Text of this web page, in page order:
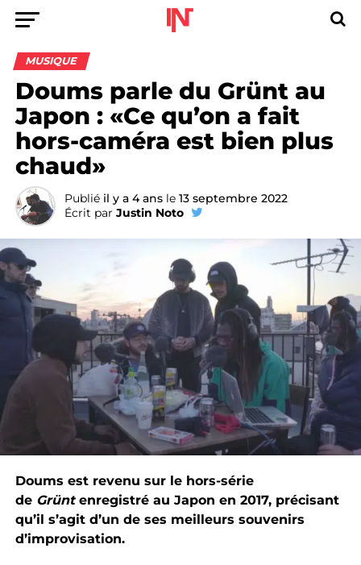
MUSIQUE
Doums parle du Grünt au
Japon : «Ce qu’on a fait
hors-caméra est bien plus
chaud»
Publié il y a 4 ans le 13 septembre 2022
Écrit par Justin Noto
Doums est revenu sur le hors-série
de Grünt enregistré au Japon en 2017, précisant
qu’il s’agit d’un de ses meilleurs souvenirs
d’improvisation.